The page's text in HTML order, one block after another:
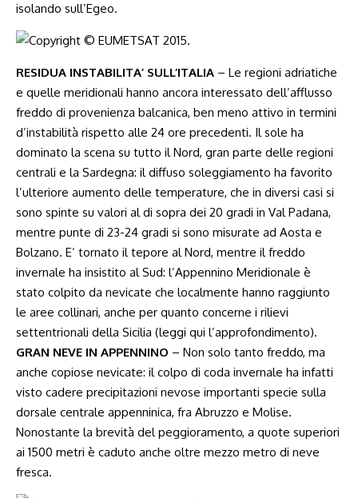
isolando sull’Egeo.
RESIDUA INSTABILITA’ SULL’ITALIA – Le regioni adriatiche
e quelle meridionali hanno ancora interessato dell’afflusso
freddo di provenienza balcanica, ben meno attivo in termini
d’instabilità rispetto alle 24 ore precedenti. Il sole ha
dominato la scena su tutto il Nord, gran parte delle regioni
centrali e la Sardegna: il diffuso soleggiamento ha favorito
l’ulteriore aumento delle temperature, che in diversi casi si
sono spinte su valori al di sopra dei 20 gradi in Val Padana,
mentre punte di 23-24 gradi si sono misurate ad Aosta e
Bolzano. E’ tornato il tepore al Nord, mentre il freddo
invernale ha insistito al Sud: l’Appennino Meridionale è
stato colpito da nevicate che localmente hanno raggiunto
le aree collinari, anche per quanto concerne i rilievi
settentrionali della Sicilia (leggi qui l’approfondimento).
GRAN NEVE IN APPENNINO – Non solo tanto freddo, ma
anche copiose nevicate: il colpo di coda invernale ha infatti
visto cadere precipitazioni nevose importanti specie sulla
dorsale centrale appenninica, fra Abruzzo e Molise.
Nonostante la brevità del peggioramento, a quote superiori
ai 1500 metri è caduto anche oltre mezzo metro di neve
fresca.